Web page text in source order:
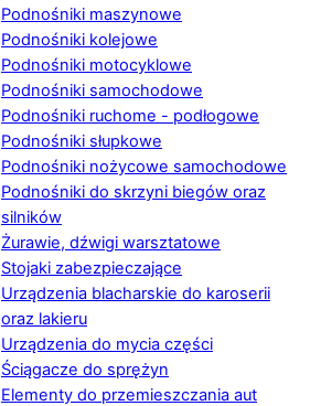
Podnośniki maszynowe
Podnośniki kolejowe
Podnośniki motocyklowe
Podnośniki samochodowe
Podnośniki ruchome - podłogowe
Podnośniki słupkowe
Podnośniki nożycowe samochodowe
Podnośniki do skrzyni biegów oraz
silników
Żurawie, dźwigi warsztatowe
Stojaki zabezpieczające
Urządzenia blacharskie do karoserii
oraz lakieru
Urządzenia do mycia części
Ściągacze do sprężyn
Elementy do przemieszczania aut